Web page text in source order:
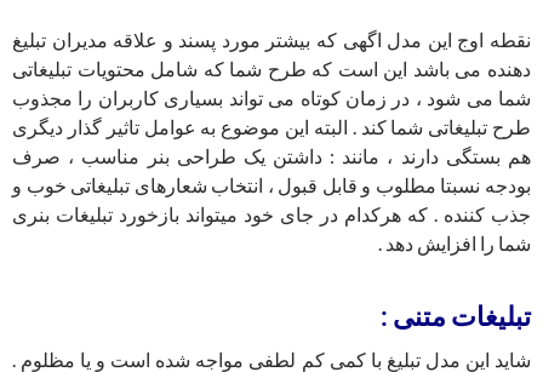
نقطه اوج این مدل اگهی که بیشتر مورد پسند و علاقه مدیران تبلیغ
دهنده می باشد این است که طرح شما که شامل محتویات تبلیغاتی
شما می شود ، در زمان کوتاه می تواند بسیاری کاربران را مجذوب
طرح تبلیغاتی شما کند . البته این موضوع به عوامل تاثیر گذار دیگری
هم بستگی دارند ، مانند : داشتن یک طراحی بنر مناسب ، صرف
بودجه نسبتا مطلوب و قابل قبول ، انتخاب شعارهای تبلیغاتی خوب و
جذب کننده . که هرکدام در جای خود میتواند بازخورد تبلیغات بنری
شما را افزایش دهد .
تبلیغات متنی :
شاید این مدل تبلیغ با کمی کم لطفی مواجه شده است و یا مظلوم .